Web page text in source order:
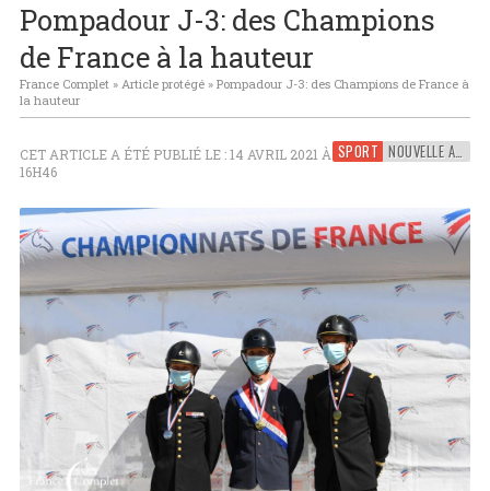
indoor reviennent le 23 Janvier 2027 !
Pompadour J-3: des Champions
de France à la hauteur
France Complet» Article protégé» Pompadour J-3: des Champions de France à
la hauteur
SPORT NOUVELLE AQUITAINE
CET ARTICLE A ÉTÉ PUBLIÉ LE : 14 AVRIL 2021 À
16H46